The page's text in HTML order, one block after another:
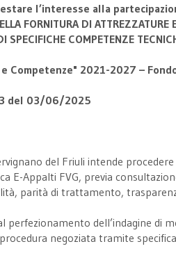
l’interesse alla
FORNITURA DI
SPECIFICHE COMPETENZE
Competenze" 2021-2027 –
del 03/06/2025
del Friuli intende
E-Appalti FVG, previa
parità di trattamento,
perfezionamento dell’indagine di
negoziata tramite